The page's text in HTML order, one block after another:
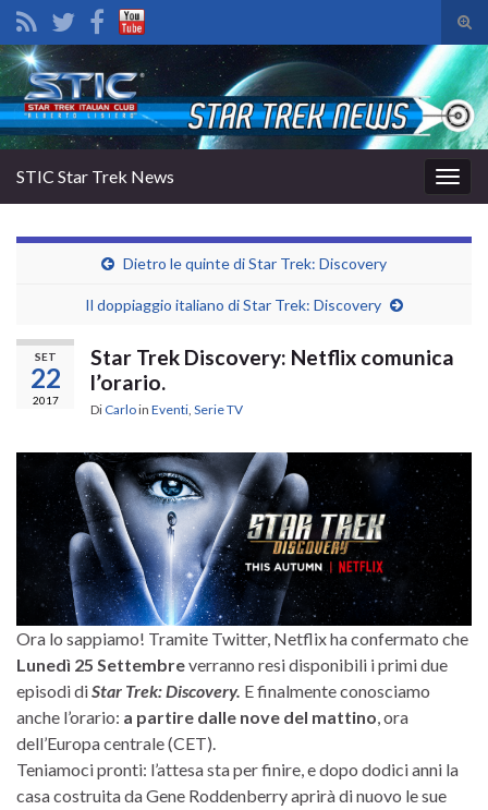
il
di
Search for:
la
STIC Star Trek News
Dietro le quinte di Star Trek: Discovery
Il doppiaggio italiano di Star Trek: Discovery
SET
22
2017
Star Trek Discovery: Netflix comunica
l’orario.
Di Carloin Eventi Serie TV
Ora lo sappiamo! Tramite Twitter, Netflix ha confermato che
Lunedì 25 Settembreverranno resi disponibili i primi due
episodi diStar Trek: Discovery. E finalmente conosciamo
anche l’orario: a partire dalle nove del mattino, ora
dell’Europa centrale (CET).
Teniamoci pronti: l’attesa sta per finire, e dopo dodici anni la
casa costruita da Gene Roddenberry aprirà di nuovo le sue